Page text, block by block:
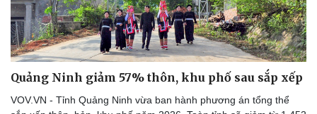
Vì cộng đồng
Chuyển đổi số
Quảng Ninh giảm 57% thôn, khu phố sau sắp xếp
VOV.VN - Tỉnh Quảng Ninh vừa ban hành phương án tổng thể